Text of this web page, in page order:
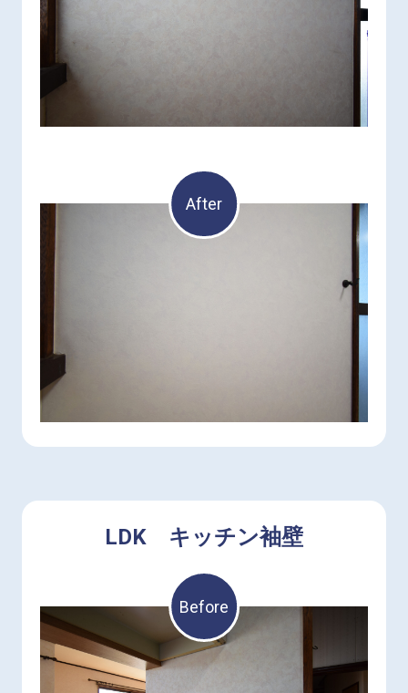
After
LDK キッチン袖壁
Before